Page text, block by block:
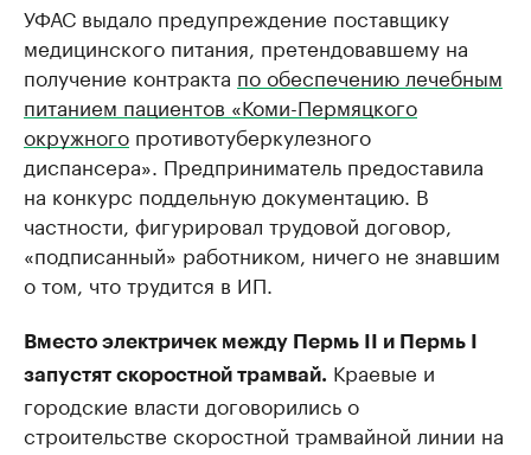
УФАС выдало предупреждение поставщику
медицинского питания, претендовавшему на
получение контракта по обеспечению лечебным
питанием пациентов «Коми-Пермяцкого
окружного противотуберкулезного
диспансера». Предприниматель предоставила
на конкурс поддельную документацию. В
частности, фигурировал трудовой договор,
«подписанный» работником, ничего не знавшим
о том, что трудится в ИП.
Вместо электричек между Пермь II и Пермь I
запустят скоростной трамвай. Краевые и
городские власти договорились о
строительстве скоростной трамвайной линии на